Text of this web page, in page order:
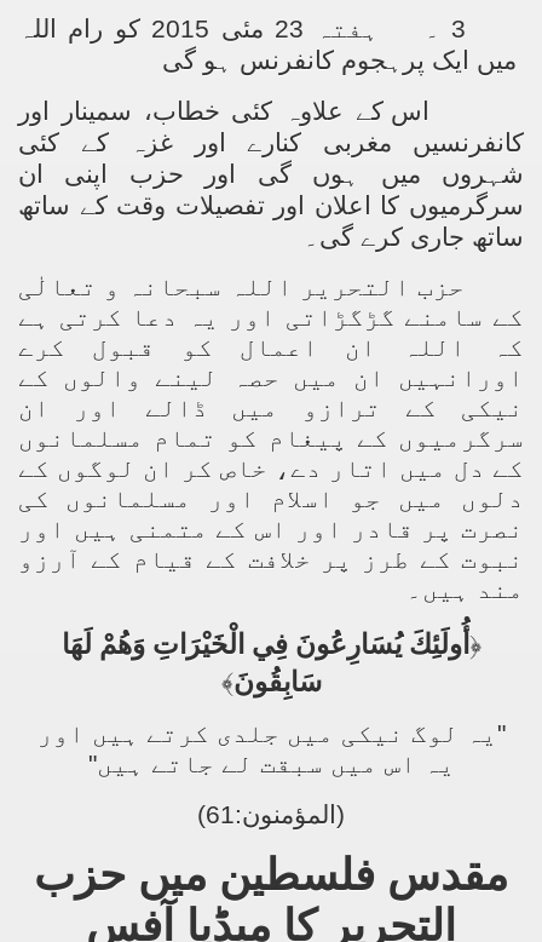
3 ۔
ہفتہ 23 مئی 2015 کو رام اللہ
میں ایک پرہجوم کانفرنس ہو گی
اس کے علاوہ کئی خطاب، سمینار اور
کانفرنسیں مغربی کنارے اور غزہ کے کئی
شہروں میں ہوں گی اور حزب اپنی ان
سرگرمیوں کا اعلان اور تفصیلات وقت کے ساتھ
ساتھ جاری کرے گی۔
حزب التحریر اللہ سبحانہ و تعالٰی
کے سامنے گڑگڑاتی اور یہ دعا کرتی ہے
کہ اللہ ان اعمال کو قبول کرے
اورانہیں ان میں حصہ لینے والوں کے
نیکی کے ترازو میں ڈالے اور ان
سرگرمیوں کے پیغام کو تمام مسلمانوں
کے دل میں اتار دے، خاص کر ان لوگوں کے
دلوں میں جو اسلام اور مسلمانوں کی
نصرت پر قادر اور اس کے متمنی ہیں اور
نبوت کے طرز پر خلافت کے قیام کے آرزو
مند ہیں۔
﴿أُولَئِكَ يُسَارِعُونَ فِي الْخَيْرَاتِ وَهُمْ لَهَا
سَابِقُونَ﴾
"یہ لوگ نیکی میں جلدی کرتے ہیں اور
یہ اس میں سبقت لے جاتے ہیں"
(المؤمنون:61)
مقدس فلسطین میں حزب
التحریر کا میڈیا آفس